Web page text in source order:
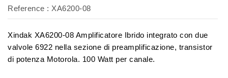
Reference : XA6200-08
Xindak XA6200-08 Amplificatore Ibrido integrato con due
valvole 6922 nella sezione di preamplificazione, transistor
di potenza Motorola. 100 Watt per canale.